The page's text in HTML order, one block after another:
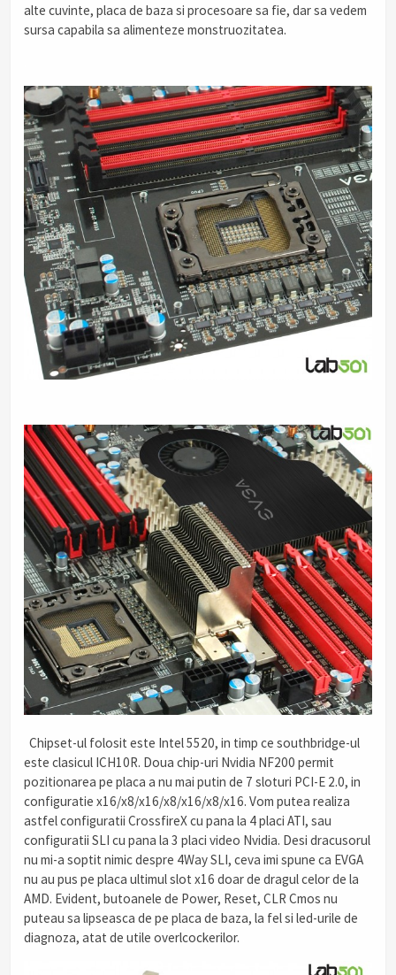
alte cuvinte, placa de baza si procesoare sa fie, dar sa vedem
sursa capabila sa alimenteze monstruozitatea.
Chipset-ul folosit este Intel 5520, in timp ce southbridge-ul
este clasicul ICH10R. Doua chip-uri Nvidia NF200 permit
pozitionarea pe placa a nu mai putin de 7 sloturi PCI-E 2.0, in
configuratie x16/x8/x16/x8/x16/x8/x16. Vom putea realiza
astfel configuratii CrossfireX cu pana la 4 placi ATI, sau
configuratii SLI cu pana la 3 placi video Nvidia. Desi dracusorul
nu mi-a soptit nimic despre 4Way SLI, ceva imi spune ca EVGA
nu au pus pe placa ultimul slot x16 doar de dragul celor de la
AMD. Evident, butoanele de Power, Reset, CLR Cmos nu
puteau sa lipseasca de pe placa de baza, la fel si led-urile de
diagnoza, atat de utile overlcockerilor.